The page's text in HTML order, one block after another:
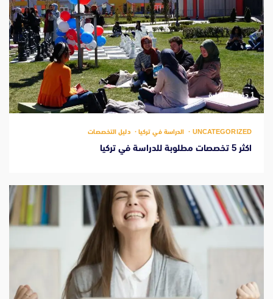
‫1 دقيقة للقراءة
UNCATEGORIZED الدراسة في تركيا دليل التخصصات
اكثر 5 تخصصات مطلوبة للدراسة في تركيا